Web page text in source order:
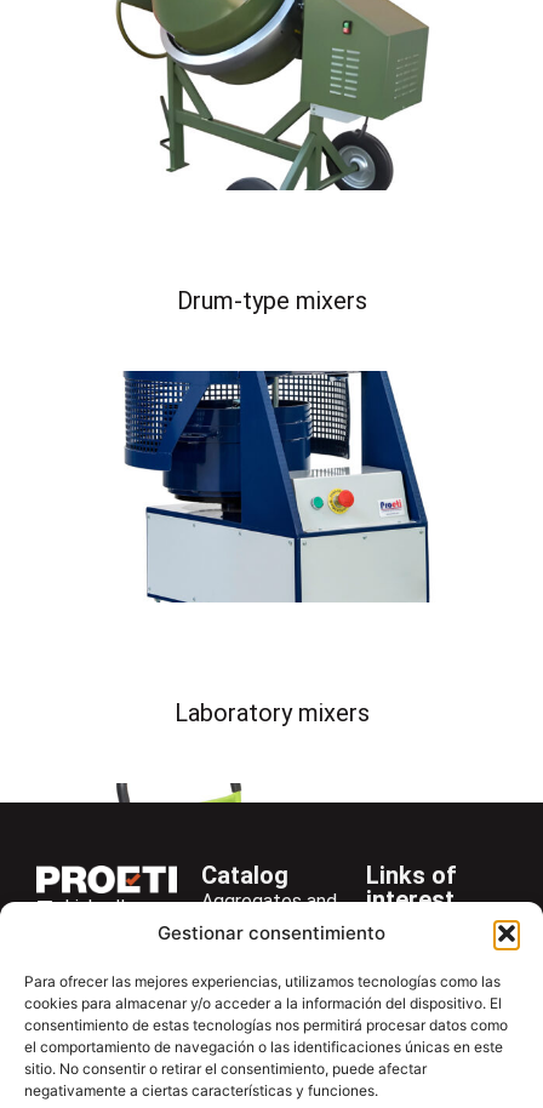
Gestionar consentimiento
Para ofrecer las mejores experiencias, utilizamos tecnologías como las
cookies para almacenar y/o acceder a la información del dispositivo. El
consentimiento de estas tecnologías nos permitirá procesar datos como
el comportamiento de navegación o las identificaciones únicas en este
sitio. No consentir o retirar el consentimiento, puede afectar
negativamente a ciertas características y funciones.
Drum-type mixers
Laboratory mixers
LinkedIn
+34 916 28
29 40
proetisa@proetisa.com
Ctra de
Algete, Av
Catalog
Aggregates and
Rocks
Asphalt
Cements
Concrete
Soils
Links of
interest
Company
News
Newsletter
Download
Contac